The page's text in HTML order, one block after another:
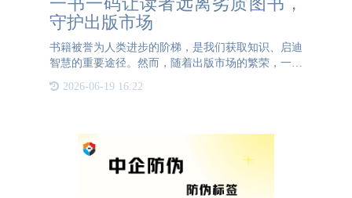
守护出版市场
书籍被誉为人类进步的阶梯，是我们获取知识、启迪
智慧的重要途径。然而，随着出版市场的繁荣，一些
假冒伪劣的书籍也悄然出现，给读者带来了严重的负
面影响。这些劣质书籍不仅在内容上存在错误，其纸
2026-06-19 16:22